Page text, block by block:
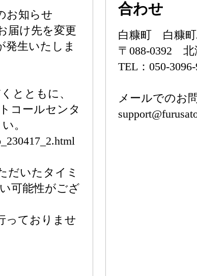
お知らせ
届け先を変更
発生いたしま
とともに、
コールセンタ
。
だいたタイミ
可能性がござ
っておりませ
合わせ
白糠町 白糠町
〒088-0392 北
TEL：050-
メールでのお